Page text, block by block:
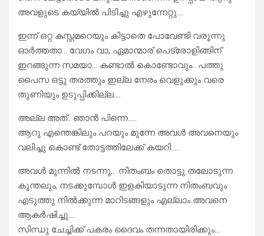
അവളുടെ കയ്യിൽ പിടിച്ചു എഴുന്നേറ്റു….
ഇന്ന് ഒറ്റ കസ്റ്റമറെയും കിട്ടാതെ പോവേണ്ടി വരൂന്നു
ഓർത്തതാ… വേഗം വാ, ഏമാന്മാര് പെട്രോളിങ്ങിന്
ഇറങ്ങുന്ന സമയാ… കണ്ടാൽ കൊണ്ടോവും.. പത്തു
പൈസ ഒട്ടു തരത്തും ഇല്ല നേരം വെളുക്കും വരെ
തുണിയും ഉടുപ്പിക്കില്ല….
അല്ല അത്.. ഞാൻ പിന്നെ…..
ആറു എന്തെങ്കിലും പറയും മുന്നേ അവൾ അവനെയും
വലിച്ചു കൊണ്ട് തോട്ടത്തിലേക്ക് കയറി…..
അവൾ മുന്നിൽ നടന്നു… നിതംബം തൊട്ടു തലോടുന്ന
കൂന്തലും, നടക്കുമ്പോൾ ഇളകിയാടുന്ന നിതംബവും
എടുത്തു നിൽക്കുന്ന മാറിടങ്ങളും എല്ലാം അവനെ
ആകർഷിച്ചു….
സിന്ധു ചേച്ചിക്ക് പകരം ദൈവം തന്നതായിരിക്കും…